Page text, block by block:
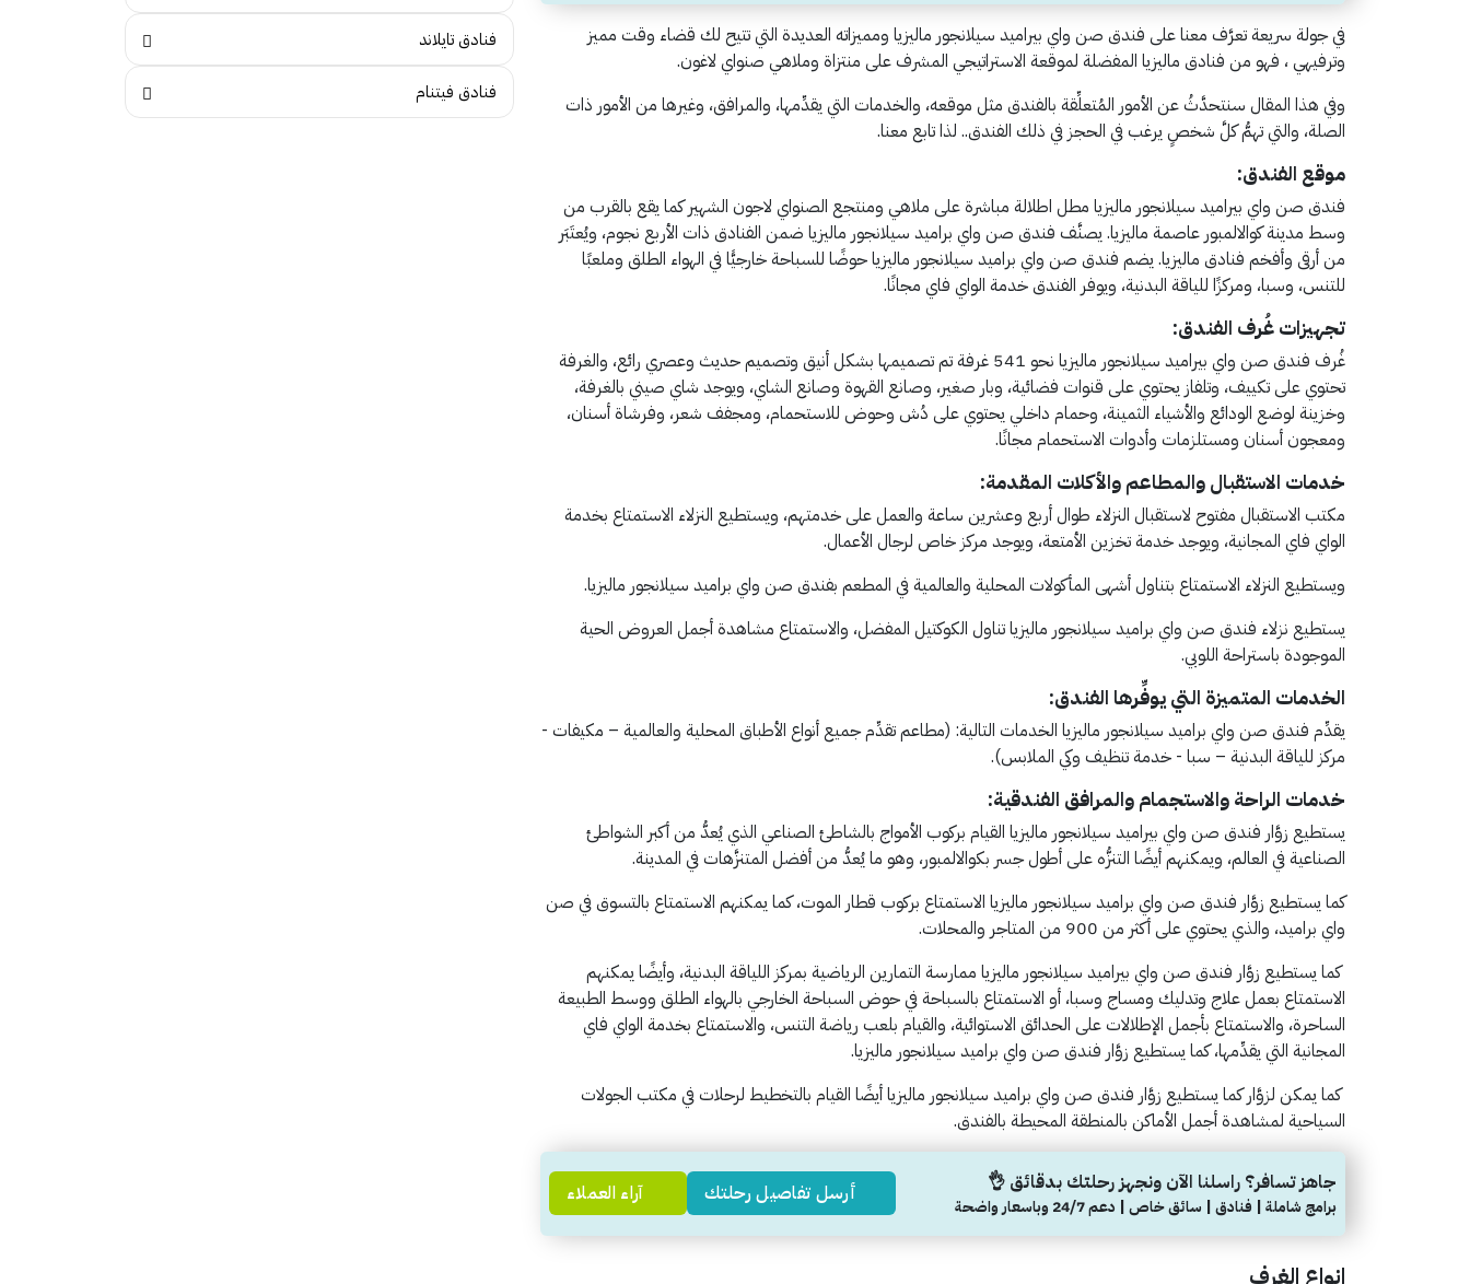
في جولة سريعة تعرَّف معنا على فندق صن واي بيراميد سيلانجور ماليزيا ومميزاته العديدة التي تتيح لك قضاء وقت مميز
وترفيهي ، فهو من فنادق ماليزيا المفضلة لموقعة الاستراتيجي المشرف على منتزاة وملاهي صنواي لاغون.
وفي هذا المقال سنتحدَّثُ عن الأمور المُتعلِّقة بالفندق مثل موقعه، والخدمات التي يقدِّمها، والمرافق، وغيرها من الأمور ذات
الصلة، والتي تهمُّ كلَّ شخصٍ يرغب في الحجز في ذلك الفندق.. لذا تابع معنا.
موقع الفندق:
فندق صن واي بيراميد سيلانجور ماليزيا مطل اطلالة مباشرة على ملاهي ومنتجع الصنواي لاجون الشهير كما يقع بالقرب من
وسط مدينة كوالالمبور عاصمة ماليزيا. يصنَّف فندق صن واي براميد سيلانجور ماليزيا ضمن الفنادق ذات الأربع نجوم، ويُعتَبَر
من أرقى وأفخم فنادق ماليزيا. يضم فندق صن واي براميد سيلانجور ماليزيا حوضًا للسباحة خارجيًّا في الهواء الطلق وملعبًا
للتنس، وسبا، ومركزًا للياقة البدنية، ويوفر الفندق خدمة الواي فاي مجانًا.
تجهيزات غُرف الفندق:
غُرف فندق صن واي بيراميد سيلانجور ماليزيا نحو 541 غرفة تم تصميمها بشكل أنيق وتصميم حديث وعصري رائع، والغرفة
تحتوي على تكييف، وتلفاز يحتوي على قنوات فضائية، وبار صغير، وصانع القهوة وصانع الشاي، ويوجد شاي صيني بالغرفة،
وخزينة لوضع الودائع والأشياء الثمينة، وحمام داخلي يحتوي على دُش وحوض للاستحمام، ومجفف شعر، وفرشاة أسنان،
ومعجون أسنان ومستلزمات وأدوات الاستحمام مجانًا.
خدمات الاستقبال والمطاعم والأكلات المقدمة:
مكتب الاستقبال مفتوح لاستقبال النزلاء طوال أربع وعشرين ساعة والعمل على خدمتهم، ويستطيع النزلاء الاستمتاع بخدمة
الواي فاي المجانية، ويوجد خدمة تخزين الأمتعة، ويوجد مركز خاص لرجال الأعمال.
ويستطيع النزلاء الاستمتاع بتناول أشهى المأكولات المحلية والعالمية في المطعم بفندق صن واي براميد سيلانجور ماليزيا.
يستطيع نزلاء فندق صن واي براميد سيلانجور ماليزيا تناول الكوكتيل المفضل، والاستمتاع مشاهدة أجمل العروض الحية
الموجودة باستراحة اللوبي.
الخدمات المتميزة التي يوفِّرها الفندق:
يقدِّم فندق صن واي براميد سيلانجور ماليزيا الخدمات التالية: (مطاعم تقدِّم جميع أنواع الأطباق المحلية والعالمية – مكيفات -
مركز للياقة البدنية – سبا - خدمة تنظيف وكي الملابس).
خدمات الراحة والاستجمام والمرافق الفندقية:
يستطيع زوَّار فندق صن واي بيراميد سيلانجور ماليزيا القيام بركوب الأمواج بالشاطئ الصناعي الذي يُعدُّ من أكبر الشواطئ
الصناعية في العالم، ويمكنهم أيضًا التنزُّه على أطول جسر بكوالالمبور، وهو ما يُعدُّ من أفضل المتنزَّهات في المدينة.
كما يستطيع زوَّار فندق صن واي براميد سيلانجور ماليزيا الاستمتاع بركوب قطار الموت، كما يمكنهم الاستمتاع بالتسوق في صن
واي براميد، والذي يحتوي على أكثر من 900 من المتاجر والمحلات.
كما يستطيع زوَّار فندق صن واي بيراميد سيلانجور ماليزيا ممارسة التمارين الرياضية بمركز اللياقة البدنية، وأيضًا يمكنهم
الاستمتاع بعمل علاج وتدليك ومساج وسبا، أو الاستمتاع بالسباحة في حوض السباحة الخارجي بالهواء الطلق ووسط الطبيعة
الساحرة، والاستمتاع بأجمل الإطلالات على الحدائق الاستوائية، والقيام بلعب رياضة التنس، والاستمتاع بخدمة الواي فاي
المجانية التي يقدِّمها، كما يستطيع زوَّار فندق صن واي براميد سيلانجور ماليزيا.
كما يمكن لزوَّار كما يستطيع زوَّار فندق صن واي براميد سيلانجور ماليزيا أيضًا القيام بالتخطيط لرحلات في مكتب الجولات
السياحية لمشاهدة أجمل الأماكن بالمنطقة المحيطة بالفندق.
جاهز تسافر؟ راسلنا الآن ونجهز رحلتك بدقائق 👌
برامج شاملة | فنادق | سائق خاص | دعم 24/7 وباسعار واضحة أرسل تفاصيل رحلتك آراء العملاء
انواع الغرف
فنادق تايلاند
فنادق فيتنام